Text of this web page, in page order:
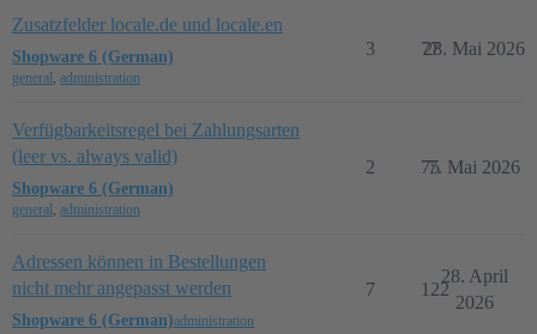
Zusatzfelder locale.de und locale.en
Shopware 6 (German)
general, administration
3 77
28. Mai 2026
Verfügbarkeitsregel bei Zahlungsarten
(leer vs. always valid)
Shopware 6 (German)
general, administration
2 75
7. Mai 2026
Adressen können in Bestellungen
nicht mehr angepasst werden
Shopware 6 (German)administration
7 122
28. April
2026